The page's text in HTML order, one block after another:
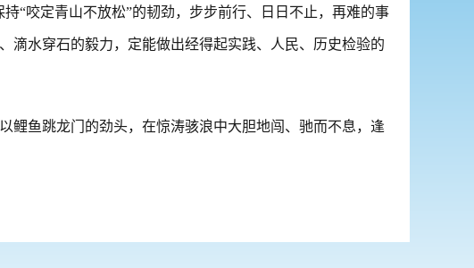
“咬定青山不放松”的韧劲，步步前行、日日不止，再难的事
滴水穿石的毅力，定能做出经得起实践、人民、历史检验的
鲤鱼跳龙门的劲头，在惊涛骇浪中大胆地闯、驰而不息，逢